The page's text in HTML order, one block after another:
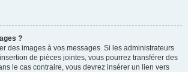
?
des images à vos messages. Si les administrateurs
de pièces jointes, vous pourrez transférer des
le cas contraire, vous devrez insérer un lien vers